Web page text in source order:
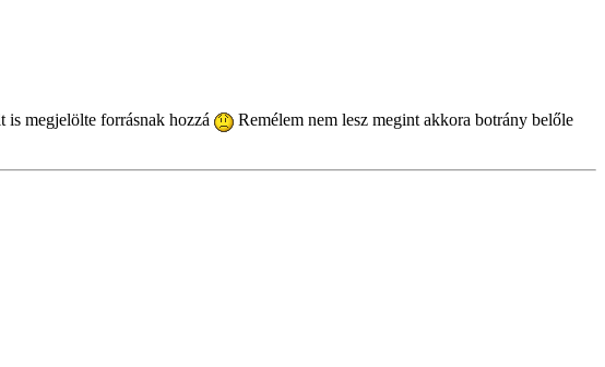
megjelölte forrásnak hozzá
Remélem nem lesz megint akkora botrány belőle